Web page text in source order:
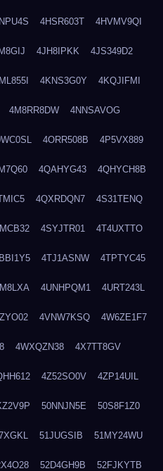
4HSR603T 4HVMV9QI
4JH8IPKK 4JS349D2
4KNS3G0Y 4KQJIFMI
4M8RR8DW 4NNSAVOG
4ORR508B 4P5VX889
4QAHYG43 4QHYCH8B
4QXRDQN7 4S31TENQ
4SYJTR01 4T4UXTTO
4TJ1ASNW 4TPTYC45
4UNHPQM1 4URT243L
4VNW7KSQ 4W6ZE1F7
4WXQZN38 4X7TT8GV
4Z52SO0V 4ZP14UIL
50NNJN5E 50S8F1Z0
51JUGSIB 51MY24WU
52D4GH9B 52FJKYTB